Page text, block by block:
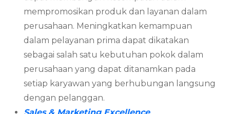
mempromosikan produk dan layanan dalam
perusahaan. Meningkatkan kemampuan
dalam pelayanan prima dapat dikatakan
sebagai salah satu kebutuhan pokok dalam
perusahaan yang dapat ditanamkan pada
setiap karyawan yang berhubungan langsung
dengan pelanggan.